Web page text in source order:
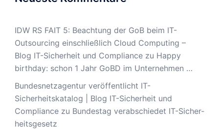
IDW RS FAIT 5: Beachtung der GoB beim IT-
Outsourcing einschließlich Cloud Computing –
Blog IT-Sicherheit und Compliance zu Happy
birthday: schon 1 Jahr GoBD im Unternehmen …
Bundesnetzagentur veröffentlicht IT-
Sicherheitskatalog | Blog IT-Sicherheit und
Compliance zu Bun­des­tag ver­ab­schie­det IT-Si­cher­
heits­ge­setz